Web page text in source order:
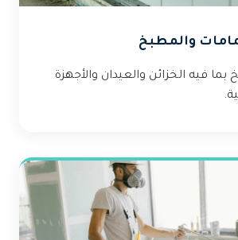
والمطبخ
فيه الخزائن والعيدان والأجهزة